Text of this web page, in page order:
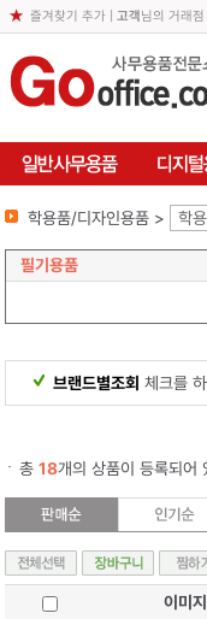
즐겨찾기 추가| 고객님의 거래
학용품/디자인용품 > 학
필기용품
브랜드별조회 체크를
총 18개의 상품이 등록되어
이미지